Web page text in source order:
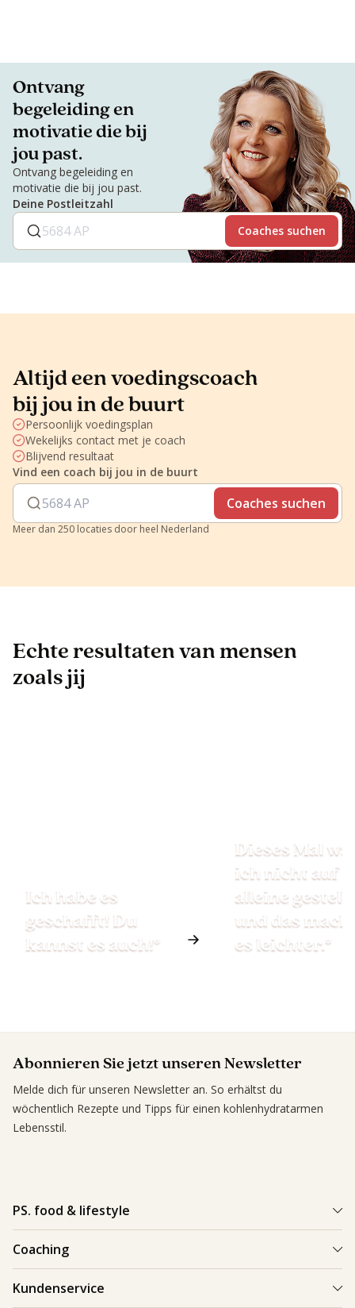
Ontvang
begeleiding en
motivatie die bij
jou past.
Ontvang begeleiding en
motivatie die bij jou past.
Deine Postleitzahl
Coaches suchen
Altijd een voedingscoach
bij jou in de buurt
Persoonlijk voedingsplan
Wekelijks contact met je coach
Blijvend resultaat
Vind een coach bij jou in de buurt
Coaches suchen
Meer dan 250 locaties door heel Nederland
Echte resultaten van mensen
zoals jij
Ich habe es
geschafft! Du
kannst es auch!*
Dieses Mal
ich nicht auf
alleine gestellt
und das
es leichter.*
Abonnieren Sie jetzt unseren Newsletter
Melde dich für unseren Newsletter an. So erhältst du
wöchentlich Rezepte und Tipps für einen kohlenhydratarmen
Lebensstil.
PS. food & lifestyle
Kundenerfolge
Coaching
Kundenservice